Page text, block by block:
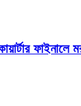
ফাইনালে